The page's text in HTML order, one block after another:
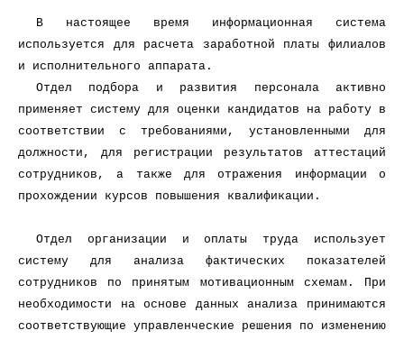
В настоящее время информационная система
используется для расчета заработной платы филиалов
и исполнительного аппарата.
Отдел подбора и развития персонала активно
применяет систему для оценки кандидатов на работу в
соответствии с требованиями, установленными для
должности, для регистрации результатов аттестаций
сотрудников, а также для отражения информации о
прохождении курсов повышения квалификации.
Отдел организации и оплаты труда использует
систему для анализа фактических показателей
сотрудников по принятым мотивационным схемам. При
необходимости на основе данных анализа принимаются
соответствующие управленческие решения по изменению